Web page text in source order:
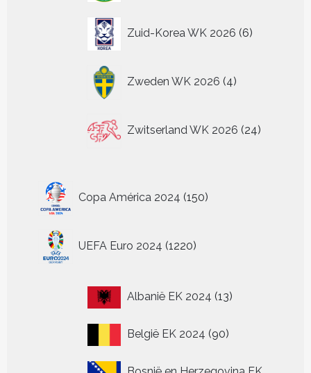
Zuid-Korea WK 2026 6
producten
Zweden WK 2026 4
producten
Zwitserland WK 2026 24
producten
Copa América 2024 150
producten
UEFA Euro 2024 1220
producten
Albanië EK 2024 1313
België EK 2024 9090